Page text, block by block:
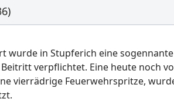
wurde in Stupferich eine
verpflichtet. Eine heute noch
vierrädrige Feuerwehrspritze,